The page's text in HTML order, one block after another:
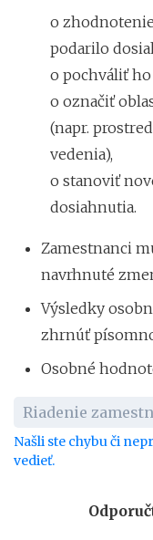
o
podarilo
o pochváliť
o označiť
(napr.
vedenia),
o stanoviť
dosiahnutia.
Zamestnanci
navrhnuté
Výsledky
zhrnúť
Osobné
Riadenie
Našli ste chybu či
vedieť.